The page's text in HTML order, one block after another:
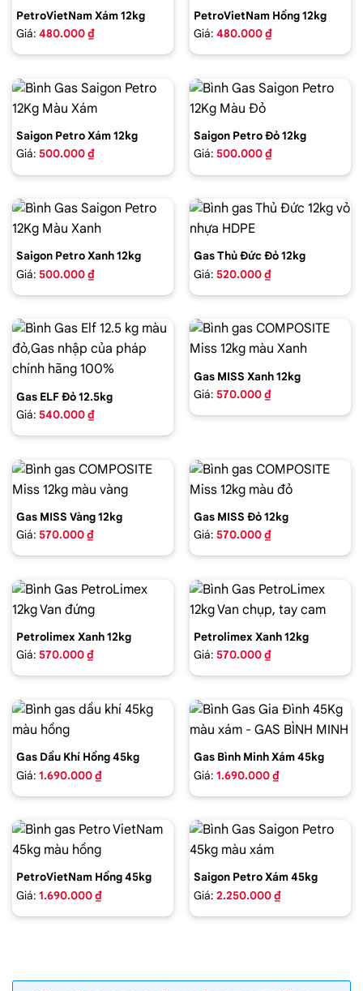
PetroVietNam Xám 12kg
Giá: 480.000 ₫
PetroVietNam Hồng 12kg
Giá: 480.000 ₫
Saigon Petro Xám 12kg
Giá: 500.000 ₫
Saigon Petro Đỏ 12kg
Giá: 500.000 ₫
Saigon Petro Xanh 12kg
Giá: 500.000 ₫
Gas Thủ Đức Đỏ 12kg
Giá: 520.000 ₫
Gas ELF Đỏ 12.5kg
Giá: 540.000 ₫
Gas MISS Xanh 12kg
Giá: 570.000 ₫
Gas MISS Vàng 12kg
Giá: 570.000 ₫
Gas MISS Đỏ 12kg
Giá: 570.000 ₫
Petrolimex Xanh 12kg
Giá: 570.000 ₫
Petrolimex Xanh 12kg
Giá: 570.000 ₫
Gas Dầu Khí Hồng 45kg
Giá: 1.690.000 ₫
Gas Bình Minh Xám 45kg
Giá: 1.690.000 ₫
PetroVietNam Hồng 45kg
Giá: 1.690.000 ₫
Saigon Petro Xám 45kg
Giá: 2.250.000 ₫